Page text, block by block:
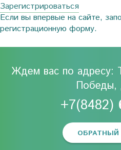
Зарегистрироваться
Если вы впервые на сайте,
регистрационную форму.
Ждем вас по адресу:
Победы,
+7(8482)